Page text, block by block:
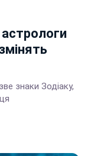
знаки Зодіаку,